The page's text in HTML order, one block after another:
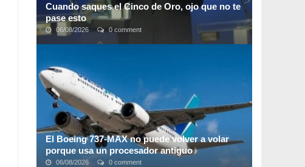
Cuando saques el Cinco de Oro, ojo que no te
pase esto
06/08/2026 0 comment
Todos soñamos con embocarle a esos 5 numeritos
instante sublime en que pasamos de ...
El Boeing 737-MAX no puede volver a volar
porque usa un procesador antiguo
06/08/2026 0 comment